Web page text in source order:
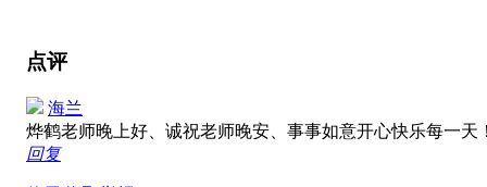
点评
海兰
烨鹤老师晚上好、诚祝老师晚安、事事如意开心快乐每一
回复